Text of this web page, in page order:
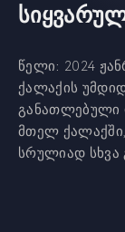
წელი: 2024
ქალაქის
განათლებული
მთელ
სრულიად სხვა